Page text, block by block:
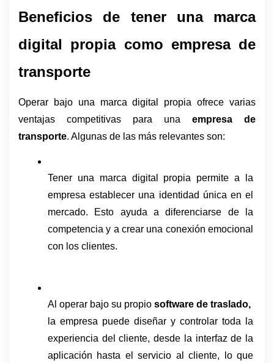
Beneficios de tener una marca
digital propia como empresa de
transporte
Operar bajo una marca digital propia ofrece varias
ventajas competitivas para una empresa de
transporte. Algunas de las más relevantes son:
Tener una marca digital propia permite a la
empresa establecer una identidad única en el
mercado. Esto ayuda a diferenciarse de la
competencia y a crear una conexión emocional
con los clientes.
Al operar bajo su propio software de traslado,
la empresa puede diseñar y controlar toda la
experiencia del cliente, desde la interfaz de la
aplicación hasta el servicio al cliente, lo que